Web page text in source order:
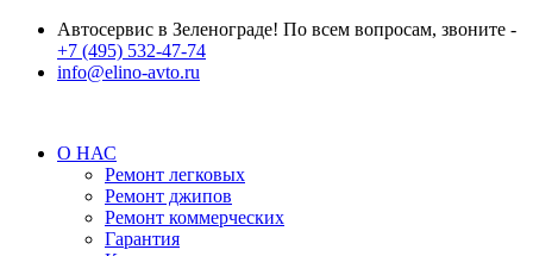
Автосервис в Зеленограде! По всем вопросам, звоните -
+7 (495) 532-47-74
info@elino-avto.ru
О НАС
Ремонт легковых
Ремонт джипов
Ремонт коммерческих
Гарантия